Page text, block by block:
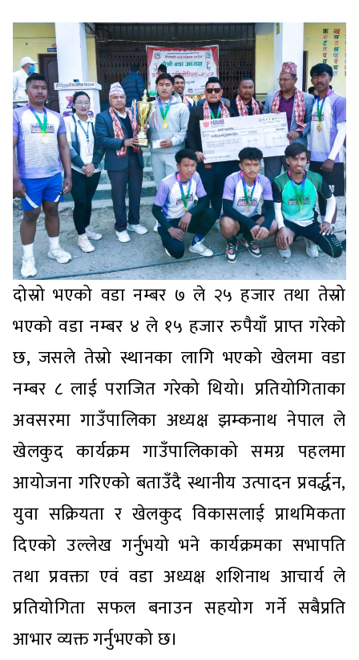
दोस्रो भएको वडा नम्बर ७ ले २५ हजार तथा तेस्रो
भएको वडा नम्बर ४ ले १५ हजार रुपैयाँ प्राप्त गरेको
छ, जसले तेस्रो स्थानका लागि भएको खेलमा वडा
नम्बर ८ लाई पराजित गरेको थियो। प्रतियोगिताका
अवसरमा गाउँपालिका अध्यक्ष झम्कनाथ नेपाल ले
खेलकुद कार्यक्रम गाउँपालिकाको समग्र पहलमा
आयोजना गरिएको बताउँदै स्थानीय उत्पादन प्रवर्द्धन,
युवा सक्रियता र खेलकुद विकासलाई प्राथमिकता
दिएको उल्लेख गर्नुभयो भने कार्यक्रमका सभापति
तथा प्रवक्ता एवं वडा अध्यक्ष शशिनाथ आचार्य ले
प्रतियोगिता सफल बनाउन सहयोग गर्ने सबैप्रति
आभार व्यक्त गर्नुभएको छ।